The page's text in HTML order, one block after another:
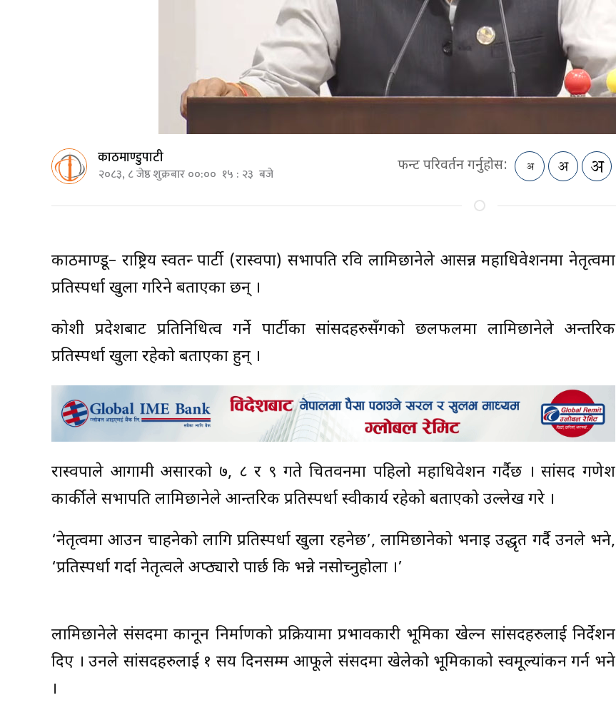
काठमाण्डुपाटी
२०८३, ८ जेष्ठ शुक्रबार ००:०० १५ : २३ बजे फन्ट परिवर्तन गर्नुहोस:
काठमाण्डू– राष्ट्रिय स्वतन्त्र पार्टी (रास्वपा) सभापति रवि लामिछानेले आसन्न महाधिवेशनमा नेतृत्वमा
प्रतिस्पर्धा खुला गरिने बताएका छन् ।
कोशी प्रदेशबाट प्रतिनिधित्व गर्ने पार्टीका सांसदहरुसँगको छलफलमा लामिछानेले अन्तरिक
प्रतिस्पर्धा खुला रहेको बताएका हुन् ।
रास्वपाले आगामी असारको ७, ८ र ९ गते चितवनमा पहिलो महाधिवेशन गर्दैछ । सांसद गणेश
कार्कीले सभापति लामिछानेले आन्तरिक प्रतिस्पर्धा स्वीकार्य रहेको बताएको उल्लेख गरे ।
‘नेतृत्वमा आउन चाहनेको लागि प्रतिस्पर्धा खुला रहनेछ’, लामिछानेको भनाइ उद्धृत गर्दै उनले भने,
‘प्रतिस्पर्धा गर्दा नेतृत्वले अप्ठ्यारो पार्छ कि भन्ने नसोच्नुहोला ।’
लामिछानेले संसदमा कानून निर्माणको प्रक्रियामा प्रभावकारी भूमिका खेल्न सांसदहरुलाई निर्देशन
दिए । उनले सांसदहरुलाई १ सय दिनसम्म आफूले संसदमा खेलेको भूमिकाको स्वमूल्यांकन गर्न भने
।